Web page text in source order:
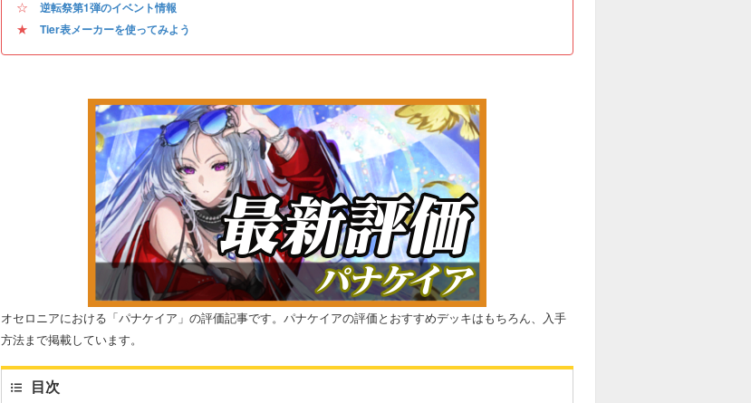
☆ 逆転祭第1弾のイベント情報
★ Tier表メーカーを使ってみよう
オセロニアにおける「パナケイア」の評価記事です。パナケイアの評価とおすすめデッキはもちろん、入手
方法まで掲載しています。
目次